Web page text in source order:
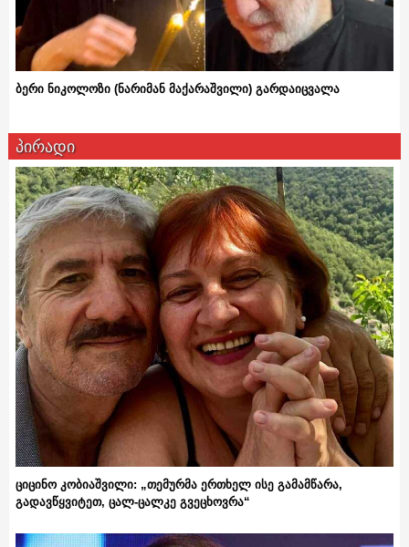
ბერი ნიკოლოზი (ნარიმან მაქარაშვილი) გარდაიცვალა
პირადი
ციცინო კობიაშვილი: „თემურმა ერთხელ ისე გამამწარა,
გადავწყვიტეთ, ცალ-ცალკე გვეცხოვრა“